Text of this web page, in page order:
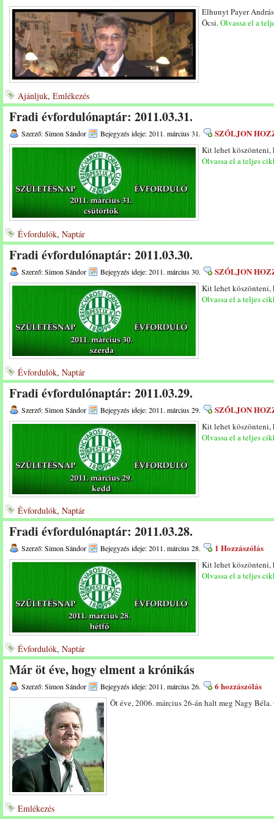
Elhunyt Payer
Öcsi.Olvassa el a
Ajánljuk, Emlékezés
Fradi évfordulónaptár: 2011.03.31.
Szerző: Simon Sándor Bejegyzés ideje: 2011. március 31. SZÓLJON
Kit lehet köszönteni,
Olvassa el a teljes
Évfordulók, Naptár
Fradi évfordulónaptár: 2011.03.30.
Szerző: Simon Sándor Bejegyzés ideje: 2011. március 30. SZÓLJON
Kit lehet köszönteni,
Olvassa el a teljes
Évfordulók, Naptár
Fradi évfordulónaptár: 2011.03.29.
Szerző: Simon Sándor Bejegyzés ideje: 2011. március 29. SZÓLJON
Kit lehet köszönteni,
Olvassa el a teljes
Évfordulók, Naptár
Fradi évfordulónaptár: 2011.03.28.
Szerző: Simon Sándor Bejegyzés ideje: 2011. március 28. 1 Hozzászólás
Kit lehet köszönteni,
Olvassa el a teljes
Évfordulók, Naptár
Már öt éve, hogy elment a krónikás
Szerző: Simon Sándor Bejegyzés ideje: 2011. március 26. 6 hozzászólás
Öt éve, 2006. március 26-án halt meg Nagy Béla.
Emlékezés